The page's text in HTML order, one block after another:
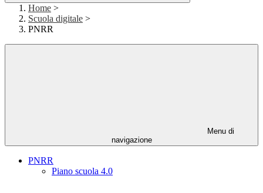
Home >
Scuola digitale >
PNRR
Menu di
navigazione
PNRR
Piano scuola 4.0